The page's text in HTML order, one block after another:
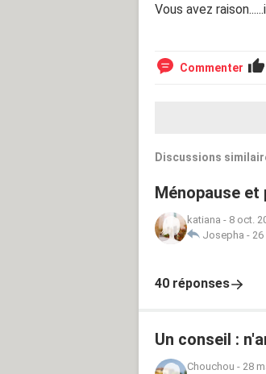
Vous avez
Commenter
Discussions
Ménopause et
katiana - 8 oct.
Josepha - 26
40 réponses
Un conseil :
Chouchou - 28